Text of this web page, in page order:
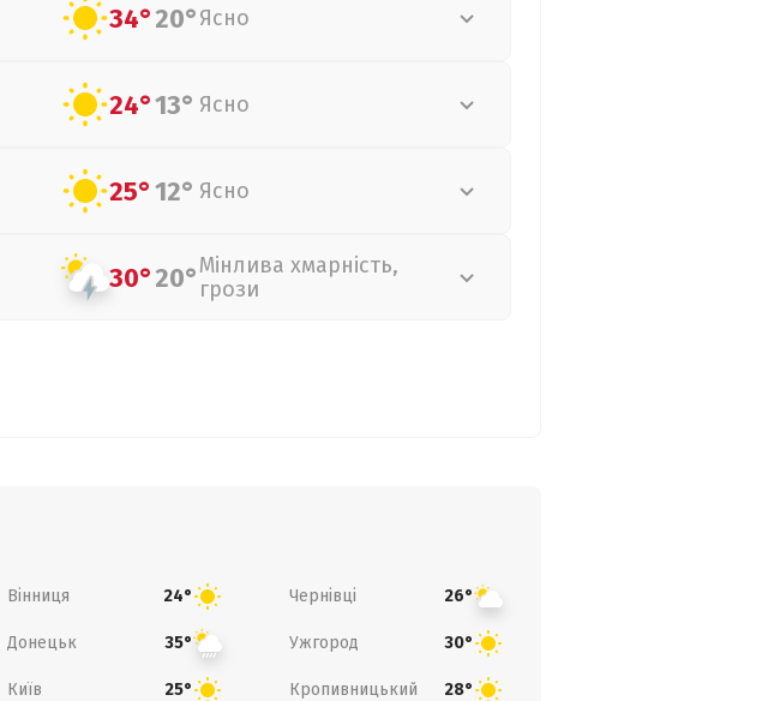
34°20°Ясно
24°13° Ясно
25°12° Ясно
30°20°Мінлива хмарність,
грози
Вінниця 24° Чернівці 26°
Донецьк 35° Ужгород 30°
Київ 25° Кропивницький 28°